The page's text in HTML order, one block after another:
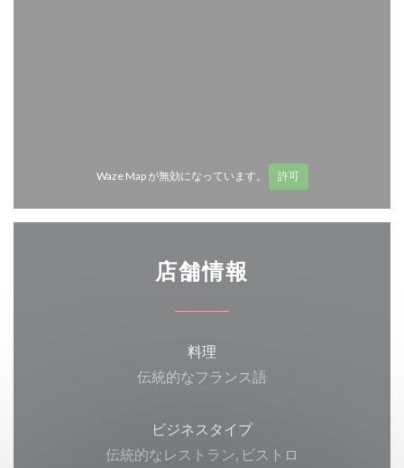
Waze Map が無効になっています。 許可
店舗情報
料理
伝統的なフランス語
ビジネスタイプ
伝統的なレストラン, ビストロ